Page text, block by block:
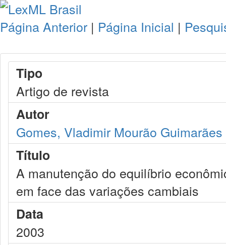
Página Anterior | Página Inicial |
Tipo
Artigo de revista
Autor
Gomes, Vladimir Mourão
Título
A manutenção do equilíbrio
em face das variações cambiais
Data
2003